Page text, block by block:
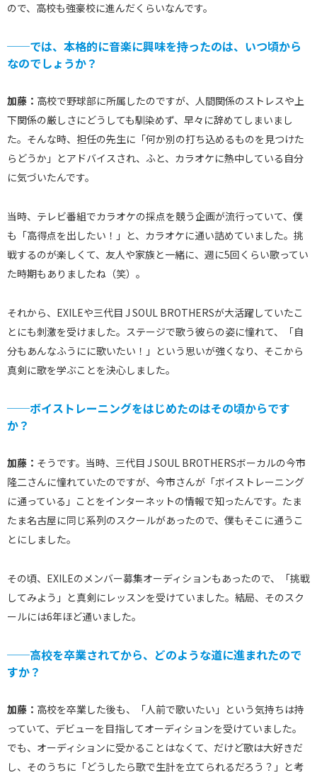
ので、高校も強豪校に進んだくらいなんです。
──では、本格的に音楽に興味を持ったのは、いつ頃から
なのでしょうか？
加藤： 高校で野球部に所属したのですが、人間関係のストレスや上
下関係の厳しさにどうしても馴染めず、早々に辞めてしまいまし
た。そんな時、担任の先生に「何か別の打ち込めるものを見つけた
らどうか」とアドバイスされ、ふと、カラオケに熱中している自分
に気づいたんです。
当時、テレビ番組でカラオケの採点を競う企画が流行っていて、僕
も「高得点を出したい！」と、カラオケに通い詰めていました。挑
戦するのが楽しくて、友人や家族と一緒に、週に5回くらい歌ってい
た時期もありましたね（笑）。
それから、EXILEや三代目 J SOUL BROTHERSが大活躍していたこ
とにも刺激を受けました。ステージで歌う彼らの姿に憧れて、「自
分もあんなふうにに歌いたい！」という思いが強くなり、そこから
真剣に歌を学ぶことを決心しました。
──ボイストレーニングをはじめたのはその頃からです
か？
加藤： そうです。当時、三代目 J SOUL BROTHERSボーカルの今市
隆二さんに憧れていたのですが、今市さんが「ボイストレーニング
に通っている」ことをインターネットの情報で知ったんです。たま
たま名古屋に同じ系列のスクールがあったので、僕もそこに通うこ
とにしました。
その頃、EXILEのメンバー募集オーディションもあったので、「挑戦
してみよう」と真剣にレッスンを受けていました。結局、そのスク
ールには6年ほど通いました。
──高校を卒業されてから、どのような道に進まれたので
すか？
加藤： 高校を卒業した後も、「人前で歌いたい」という気持ちは持
っていて、デビューを目指してオーディションを受けていました。
でも、オーディションに受かることはなくて、だけど歌は大好きだ
し、そのうちに「どうしたら歌で生計を立てられるだろう？」と考